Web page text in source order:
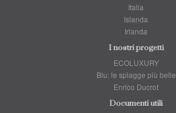
Italia
Islanda
Irlanda
I nostri progetti
ECOLUXURY
Blu: le spiagge più belle
Enrico Ducrot
Documenti utili